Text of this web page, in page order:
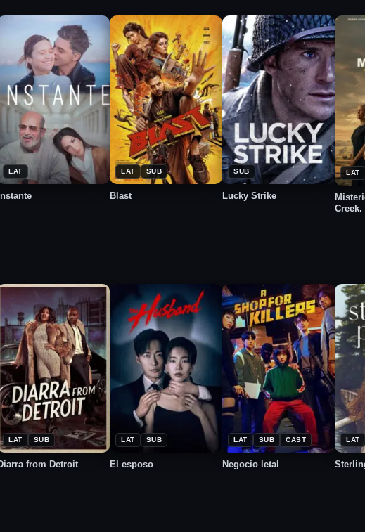
LAT
2026
Instante
LAT SUB
★
6.8
2026
Blast
SUB
★
7.4
2026
Lucky Strike
LAT
★
7.5
LAT SUB
★
4.6
2024
from Detroit
LAT SUB
2026
El esposo
LAT SUB CAST
★
2024
Negocio letal
LAT
★
4.0